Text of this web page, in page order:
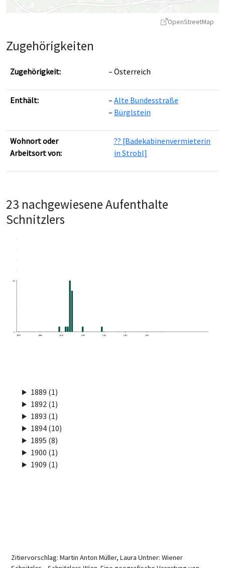
OpenStreetMap
OpenStreetMap
Zugehörigkeiten
Zugehörigkeit: Österreich
Enthält:
Alte Bundesstraße
Bürglstein
Wohnort oder
Arbeitsort von:
?? [Badekabinenvermieterin
in Strobl]
23 nachgewiesene Aufenthalte
Schnitzlers
0
10
1870 1880 1890 1900 1910 1920 1930
1889 (1)
1892 (1)
1893 (1)
1894 (10)
1895 (8)
1900 (1)
1909 (1)
Zitiervorschlag: Martin Anton Müller, Laura Untner: Wiener